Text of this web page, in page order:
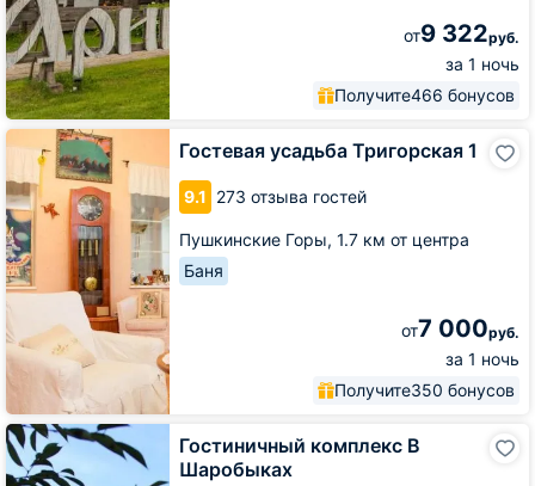
от9 322руб.
за 1 ночь
Получите466 бонусов
Гостевая усадьба Тригорская 1
9.1 273 отзыва гостей
Пушкинские Горы, 1.7 км от центра
Баня
от7 000руб.
за 1 ночь
Получите350 бонусов
Гостевая
усадьба
Тригорская
1
Гостиничный комплекс В
Шаробыках
Гостиничный
комплекс
В